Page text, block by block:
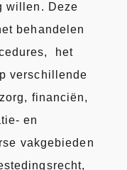
willen. Deze
behandelen
het
verschillende
financiën,
en
vakgebieden